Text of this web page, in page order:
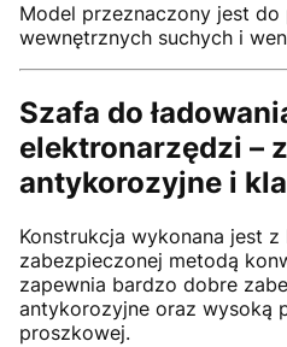
Model przeznaczony jest do
wewnętrznych suchych i
Szafa do
elektronarzędzi –
antykorozyjne i
Konstrukcja wykonana jest
zabezpieczonej metodą
zapewnia bardzo dobre
antykorozyjne oraz wysoką
proszkowej.